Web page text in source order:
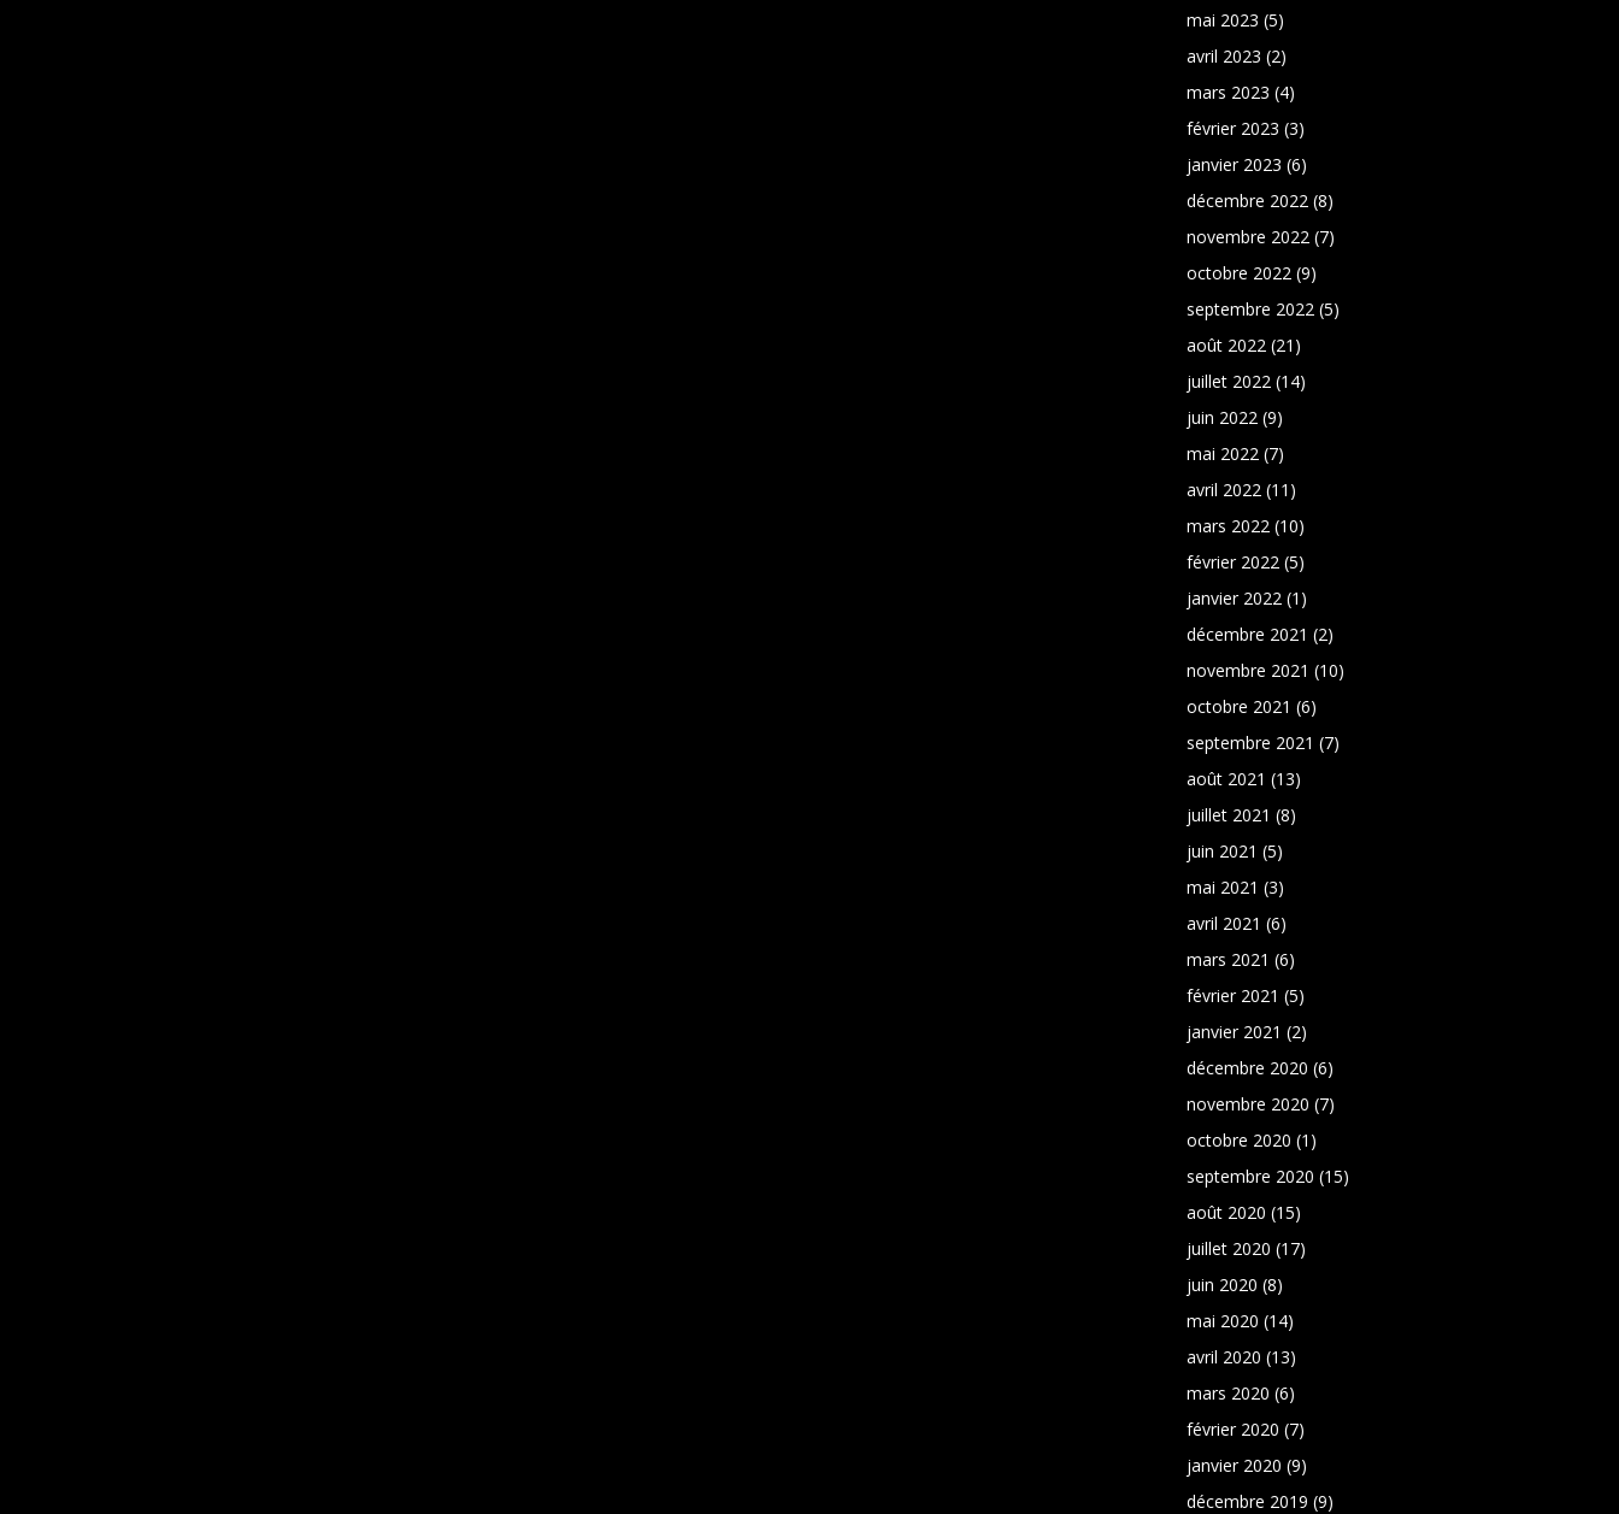
mai 2023 (5)
avril 2023 (2)
mars 2023 (4)
février 2023 (3)
janvier 2023 (6)
décembre 2022 (8)
novembre 2022 (7)
octobre 2022 (9)
septembre 2022 (5)
août 2022 (21)
juillet 2022 (14)
juin 2022 (9)
mai 2022 (7)
avril 2022 (11)
mars 2022 (10)
février 2022 (5)
janvier 2022 (1)
décembre 2021 (2)
novembre 2021 (10)
octobre 2021 (6)
septembre 2021 (7)
août 2021 (13)
juillet 2021 (8)
juin 2021 (5)
mai 2021 (3)
avril 2021 (6)
mars 2021 (6)
février 2021 (5)
janvier 2021 (2)
décembre 2020 (6)
novembre 2020 (7)
octobre 2020 (1)
septembre 2020 (15)
août 2020 (15)
juillet 2020 (17)
juin 2020 (8)
mai 2020 (14)
avril 2020 (13)
mars 2020 (6)
février 2020 (7)
janvier 2020 (9)
décembre 2019 (9)